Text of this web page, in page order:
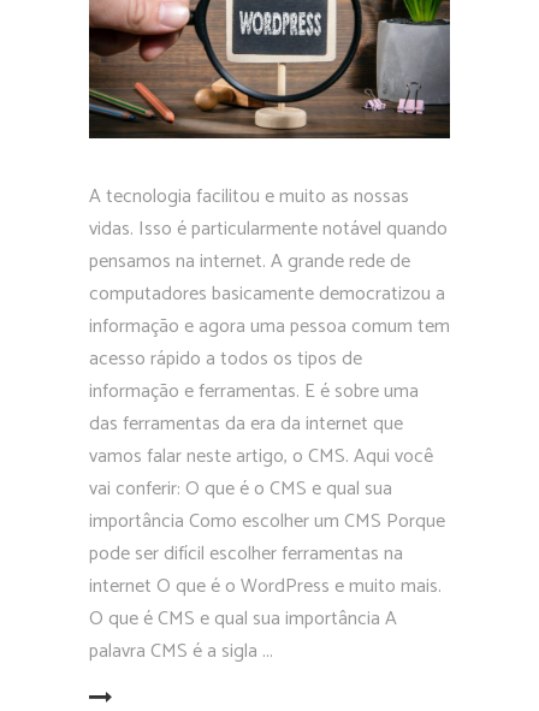
A tecnologia facilitou e muito as nossas
vidas. Isso é particularmente notável quando
pensamos na internet. A grande rede de
computadores basicamente democratizou a
informação e agora uma pessoa comum tem
acesso rápido a todos os tipos de
informação e ferramentas. E é sobre uma
das ferramentas da era da internet que
vamos falar neste artigo, o CMS. Aqui você
vai conferir: O que é o CMS e qual sua
importância Como escolher um CMS Porque
pode ser difícil escolher ferramentas na
internet O que é o WordPress e muito mais.
O que é CMS e qual sua importância A
palavra CMS é a sigla